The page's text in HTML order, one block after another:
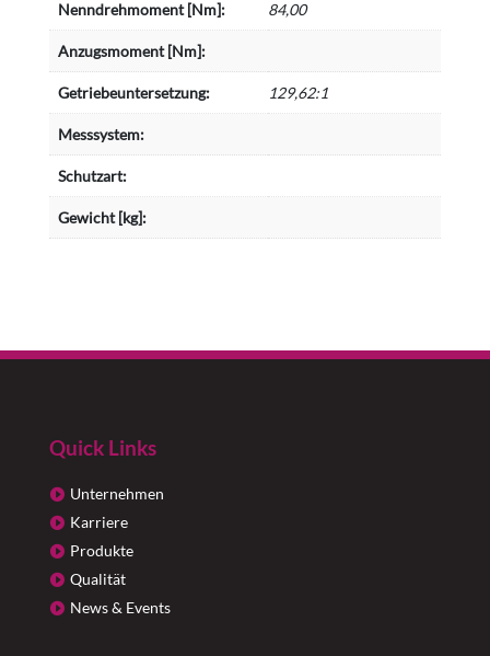
Nenndrehmoment [Nm]: 84,00
Anzugsmoment [Nm]:
Getriebeuntersetzung: 129,62:1
Messsystem:
Schutzart:
Gewicht [kg]:
Quick Links
Unternehmen
Karriere
Produkte
Qualität
News & Events